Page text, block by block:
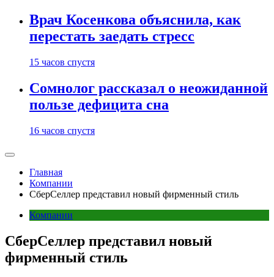
Врач Косенкова объяснила, как
перестать заедать стресс
15 часов спустя
Сомнолог рассказал о неожиданной
пользе дефицита сна
16 часов спустя
Главная
Компании
СберСеллер представил новый фирменный стиль
Компании
СберСеллер представил новый
фирменный стиль